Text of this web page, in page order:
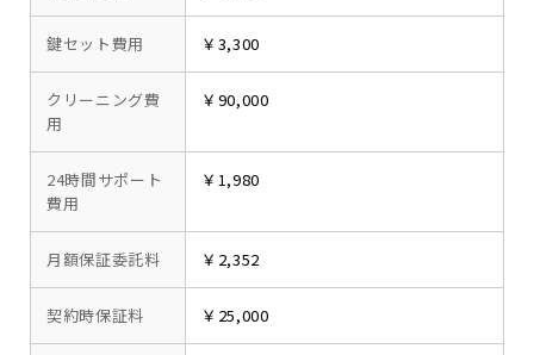
鍵セット費用 ￥3,300
クリーニング費
用
￥90,000
24時間サポート
費用
￥1,980
月額保証委託料 ￥2,352
契約時保証料 ￥25,000